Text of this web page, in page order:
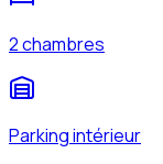
2 chambres
Parking intérieur